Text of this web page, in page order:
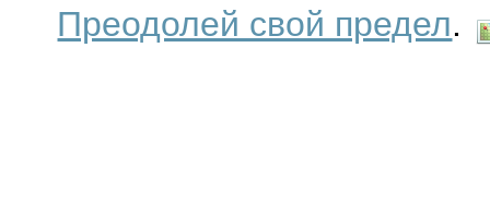
Преодолей свой предел.